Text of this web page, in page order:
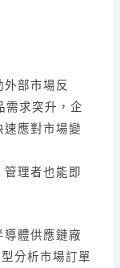
部市場反
需求突升，企
應對市場變
理者也能即
體供應鏈廠
分析市場訂單